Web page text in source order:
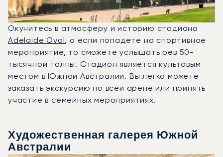
Окунитесь в атмосферу и историю стадиона
Adelaide Oval, а если попадёте на спортивное
мероприятие, то сможете услышать рёв 50-
тысячной толпы. Стадион является культовым
местом в Южной Австралии. Вы легко можете
заказать экскурсию по всей арене или принять
участие в семейных мероприятиях.
Художественная галерея Южной
Австралии